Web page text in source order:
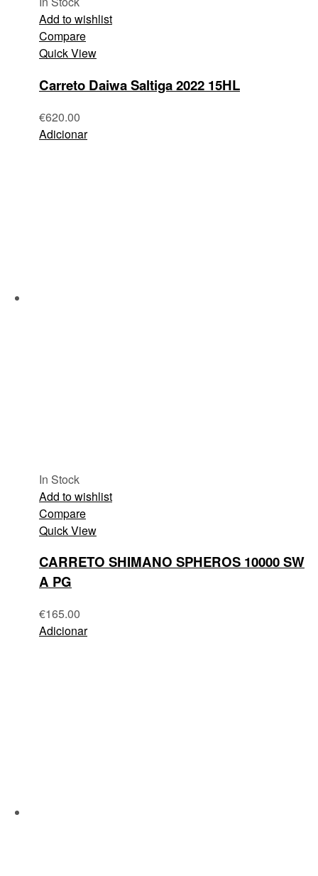
Add to wishlist
Compare
Quick View
Carreto Daiwa Saltiga 2022 15HL
€620.00
Adicionar
In Stock
Add to wishlist
Compare
Quick View
CARRETO SHIMANO SPHEROS 10000 SW
A PG
€165.00
Adicionar